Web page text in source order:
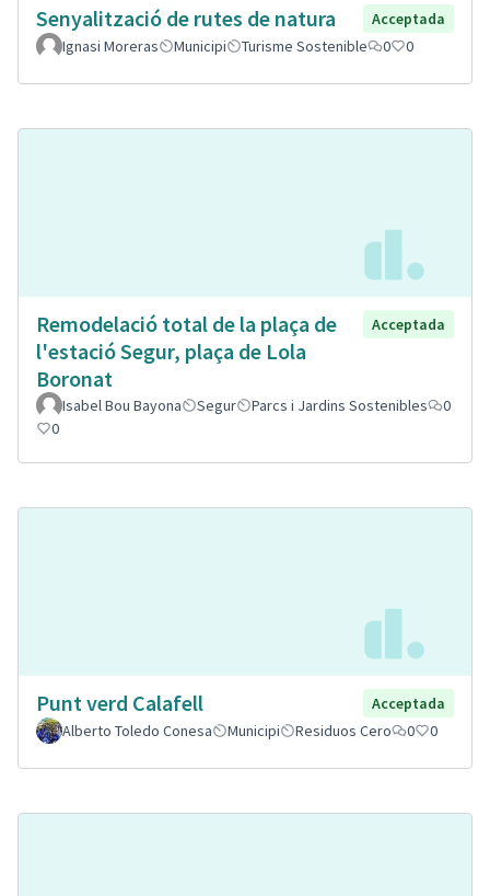
Senyalització de rutes de natura
Acceptada
Ignasi Moreras
Municipi Turisme Sostenible 0 0
Remodelació total de la plaça de
l'estació Segur, plaça de Lola
Boronat
Acceptada
Isabel Bou Bayona Segur Parcs i Jardins Sostenibles
0
0
Punt verd Calafell
Acceptada
Alberto Toledo Conesa
Municipi Residuos Cero 0 0